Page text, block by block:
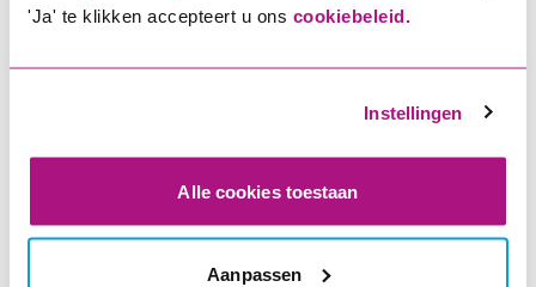
'Ja' te klikken accepteert u ons cookiebeleid.
Instellingen
Alle cookies toestaan
Aanpassen
Nieuw, gebruikt of met
accessoires: jij kiest je dekking